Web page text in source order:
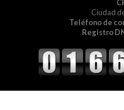
Ciudad
Teléfono de
Registro